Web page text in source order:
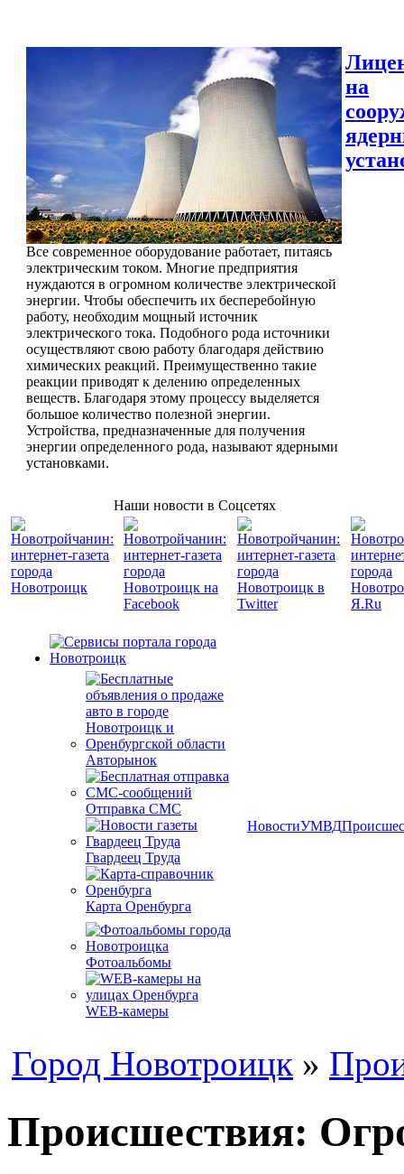
Все современное оборудование работает, питаясь
электрическим током. Многие предприятия
нуждаются в огромном количестве электрической
энергии. Чтобы обеспечить их бесперебойную
работу, необходим мощный источник
электрического тока. Подобного рода источники
осуществляют свою работу благодаря действию
химических реакций. Преимущественно такие
реакции приводят к делению определенных
веществ. Благодаря этому процессу выделяется
большое количество полезной энергии.
Устройства, предназначенные для получения
энергии определенного рода, называют ядерными
установками.
на
Наши новости в Соцсетях
Авторынок
Отправка СМС
Гвардеец Труда
Карта Оренбурга
Фотоальбомы
WEB-камеры
НовостиУМВД
Город Новотроицк »
Происшествия: